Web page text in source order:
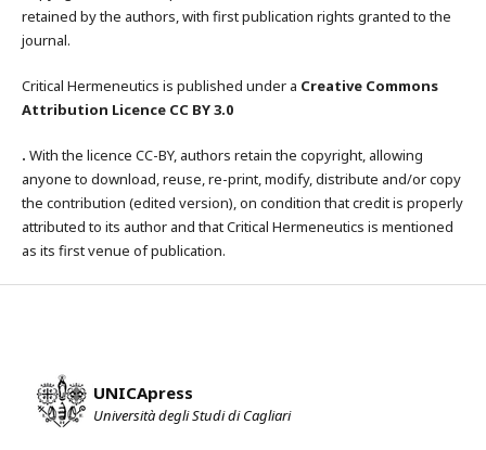
retained by the authors, with first publication rights granted to the
journal.
Critical Hermeneutics is published under a Creative Commons
Attribution Licence CC BY 3.0
. With the licence CC-BY, authors retain the copyright, allowing
anyone to download, reuse, re-print, modify, distribute and/or copy
the contribution (edited version), on condition that credit is properly
attributed to its author and that Critical Hermeneutics is mentioned
as its first venue of publication.
UNICApress
Università degli Studi di Cagliari